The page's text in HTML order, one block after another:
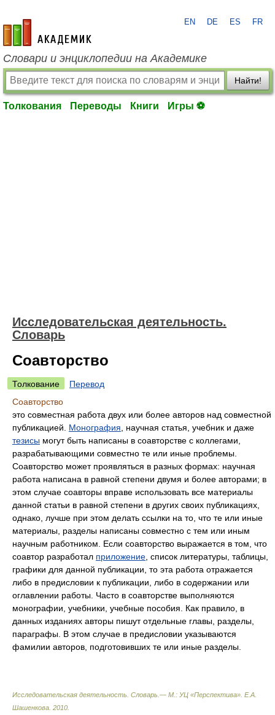
academic.ru
EN DE ES FR
Словари и энциклопедии на Академике
Найти!
Толкования Переводы Книги Игры ⚽
Исследовательская деятельность.
Словарь
Соавторство
Толкование
Перевод
Соавторство
это совместная работа двух или более авторов над совместной
публикацией. Монография , научная статья, учебник и даже
тезисы могут быть написаны в соавторстве с коллегами,
разрабатывающими совместно те или иные проблемы.
Соавторство может проявляться в разных формах: научная
работа написана в равной степени двумя и более авторами; в
этом случае соавторы вправе использовать все материалы
данной статьи в равной степени в других своих публикациях,
однако, лучше при этом делать ссылки на то, что те или иные
материалы, разделы написаны совместно с тем или иным
научным работником. Если соавторство выражается в том, что
соавтор разработал приложение , список литературы, таблицы,
графики для данной публикации, то эта работа отражается
либо в предисловии к публикации, либо в содержании или
оглавлении работы. Часто в соавторстве выполняются
монографии, учебники, учебные пособия. Как правило, в
данных изданиях авторы пишут отдельные главы, разделы,
параграфы. В этом случае в предисловии указываются
фамилии авторов, подготовивших те или иные разделы.
Исследовательская деятельность. Словарь.— М.: УЦ «Перспектива» Е.А.
Шашенкова 2010